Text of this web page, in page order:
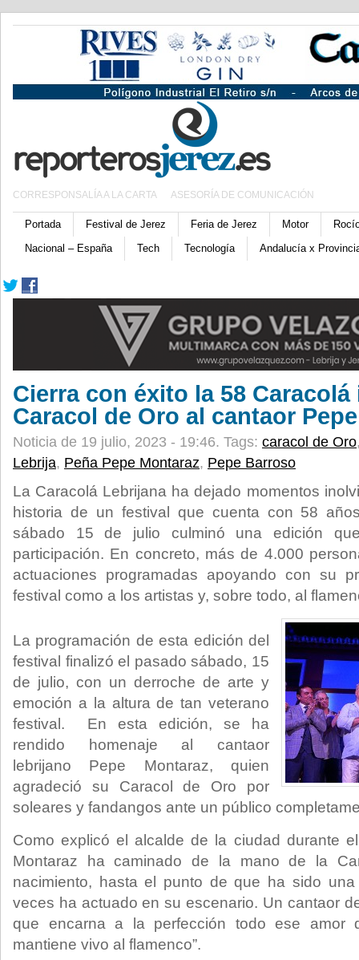
CORRESPONSALÍA A LA CARTA ASESORÍA DE COMUNICACIÓN
Portada Festival de Jerez Feria de Jerez Motor
Nacional – España
Tech Tecnología Andalucía x
Cierra con éxito la 58
Caracol de Oro al cantaor
Noticia de 19 julio, 2023 - 19:46. Tags: caracol de Oro
Lebrija, Peña Pepe Montaraz, Pepe Barroso
La Caracolá Lebrijana ha dejado momentos
historia de un festival que cuenta con 58
sábado 15 de julio culminó una edición
participación. En concreto, más de 4.000
actuaciones programadas apoyando con su
festival como a los artistas y, sobre todo, al
La programación de esta edición del
festival finalizó el pasado sábado, 15
de julio, con un derroche de arte y
emoción a la altura de tan veterano
festival. En esta edición, se ha
rendido homenaje al cantaor
lebrijano Pepe Montaraz, quien
agradeció su Caracol de Oro por
soleares y fandangos ante un público
Como explicó el alcalde de la ciudad durante
Montaraz ha caminado de la mano de la
nacimiento, hasta el punto de que ha sido
veces ha actuado en su escenario. Un cantaor
que encarna a la perfección todo ese amor
mantiene vivo al flamenco”.